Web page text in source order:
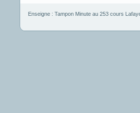
Enseigne : Tampon Minuteau 253 cours